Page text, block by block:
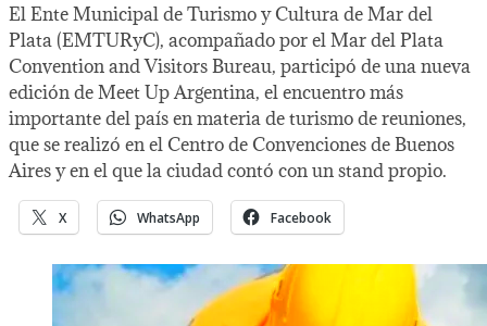
El Ente Municipal de Turismo y Cultura de Mar del
Plata (EMTURyC), acompañado por el Mar del Plata
Convention and Visitors Bureau, participó de una nueva
edición de Meet Up Argentina, el encuentro más
importante del país en materia de turismo de reuniones,
que se realizó en el Centro de Convenciones de Buenos
Aires y en el que la ciudad contó con un stand propio.
X WhatsApp Facebook